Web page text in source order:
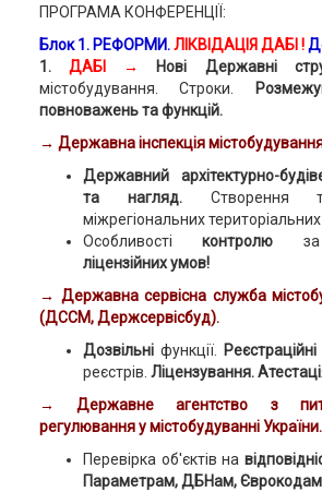
ПРОГРАМА КОНФЕРЕНЦІЇ:
Блок 1. РЕФОРМИ.ЛІКВІДАЦІЯ ДАБІ !
1.ДАБІ → Нові Державні
містобудування. Строки.
повноважень та функцій.
→ Державна інспекція
Державний архітектурно-
та нагляд.
міжрегіональних
Особливостіконтролю за
ліцензійних умов!
→ Державна сервісна служба
(ДССМ, Держсервісбуд).
Дозвільні функції.
реєстрів. Ліцензування.
→Державне агентство з
регулювання у містобудуванні України.
Перевірка об'єктів на
Параметрам, ДБНам,